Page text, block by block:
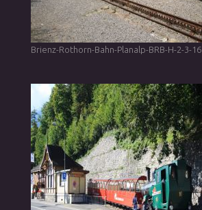
Brienz-Rothorn-Bahn-Planalp-BRB-H-2-3-16